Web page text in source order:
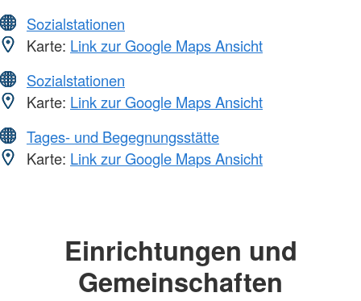
Sozialstationen
Karte: Link zur Google Maps Ansicht
Sozialstationen
Karte: Link zur Google Maps Ansicht
Tages- und Begegnungsstätte
Karte: Link zur Google Maps Ansicht
Einrichtungen und
Gemeinschaften